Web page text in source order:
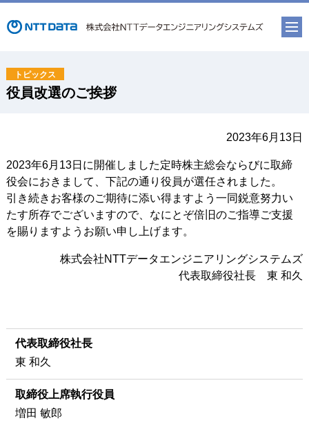
役員改選のご挨拶
2023年6月13日
2023年6月13日に開催しました定時株主総会ならびに取締
役会におきまして、下記の通り役員が選任されました。
引き続きお客様のご期待に添い得ますよう一同鋭意努力い
たす所存でございますので、なにとぞ倍旧のご指導ご支援
を賜りますようお願い申し上げます。
株式会社NTTデータエンジニアリングシステムズ
代表取締役社長 東 和久
代表取締役社長
東 和久
取締役上席執行役員
増田 敏郎